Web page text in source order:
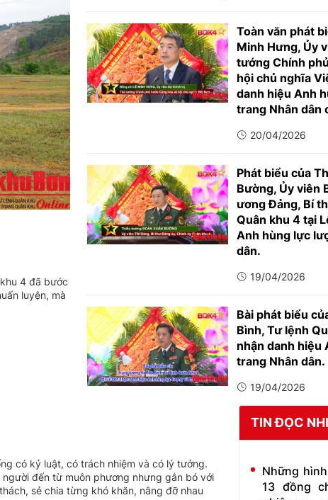
4 đã bước
luyện, mà
Toàn văn phát
Minh Hưng, Ủy
tướng Chính
hội chủ nghĩa
danh hiệu Anh
trang Nhân dân
20/04/2026
Phát biểu của
Bường, Ủy viên
ương Đảng, Bí
Quân khu 4 tại
Anh hùng lực
dân.
19/04/2026
Bài phát biểu
Bình, Tư lệnh
nhận danh hiệu
trang Nhân dân.
19/04/2026
có kỷ luật, có trách nhiệm và có lý tưởng.
đến từ muôn phương nhưng gắn bó với
sẻ chia từng khó khăn, nâng đỡ nhau
TIN ĐỌC
Những
13 đồng